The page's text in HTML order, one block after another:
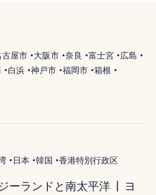
古屋市 大阪市 奈良 富士宮 広島
白浜 神戸市 福岡市 箱根
日本 韓国 香港特別行政区
ーランドと南太平洋
ヨ